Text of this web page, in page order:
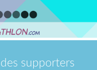
supporters